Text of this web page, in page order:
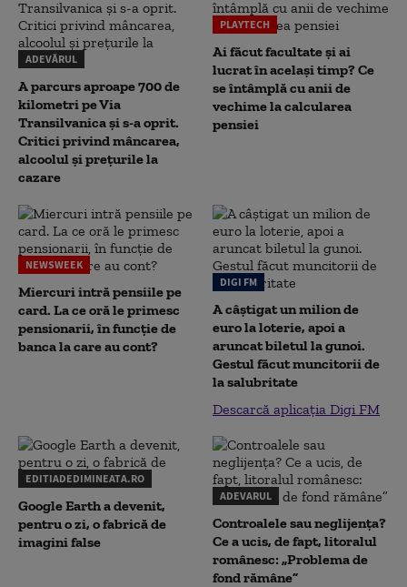
ADEVĂRUL
A parcurs aproape 700 de
kilometri pe Via
Transilvanica și s-a oprit.
Critici privind mâncarea,
alcoolul și prețurile la
cazare
PLAYTECH
Ai făcut facultate și ai
lucrat în același timp? Ce
se întâmplă cu anii de
vechime la calcularea
pensiei
NEWSWEEK
Miercuri intră pensiile pe
card. La ce oră le primesc
pensionarii, în funcție de
banca la care au cont?
DIGI FM
A câștigat un milion de
euro la loterie, apoi a
aruncat biletul la gunoi.
Gestul făcut muncitorii de
la salubritate
Descarcă aplicația Digi FM
EDITIADEDIMINEATA.RO
Google Earth a devenit,
pentru o zi, o fabrică de
imagini false
ADEVARUL
Controalele sau neglijența?
Ce a ucis, de fapt, litoralul
românesc: „Problema de
fond rămâne”